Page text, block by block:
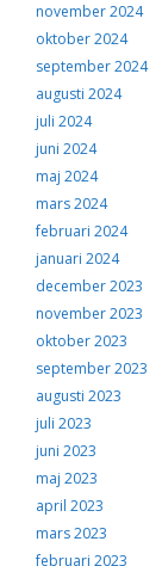
november 2024
oktober 2024
september 2024
augusti 2024
juli 2024
juni 2024
maj 2024
mars 2024
februari 2024
januari 2024
december 2023
november 2023
oktober 2023
september 2023
augusti 2023
juli 2023
juni 2023
maj 2023
april 2023
mars 2023
februari 2023